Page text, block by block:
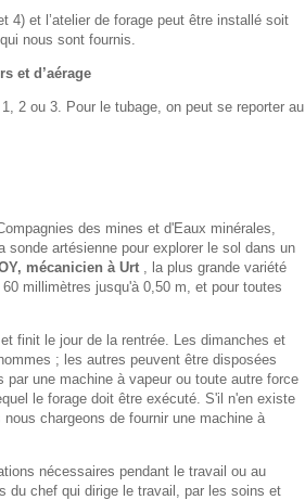
4) et l’atelier de forage peut être installé soit
qui nous sont fournis.
et d’aérage
2 ou 3. Pour le tubage, on peut se reporter au
des mines et d'Eaux minérales,
artésienne pour explorer le sol dans un
mécanicien à Urt
, la plus grande variété
millimètres jusqu'à 0,50 m, et pour toutes
finit le jour de la rentrée. Les dimanches et
; les autres peuvent être disposées
une machine à vapeur ou toute autre force
le forage doit être exécuté. S'il n'en existe
chargeons de fournir une machine à
nécessaires pendant le travail ou au
du chef qui dirige le travail, par les soins et